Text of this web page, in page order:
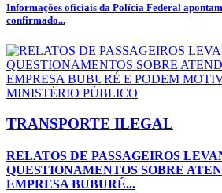
Informações oficiais da Polícia Federal
confirmado...
TRANSPORTE ILEGAL
RELATOS DE PASSAGEIROS
QUESTIONAMENTOS SOBRE
EMPRESA BUBURÉ...